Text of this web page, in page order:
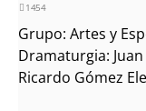
1454
Grupo: Artes y
Dramaturgia:
Ricardo Gómez